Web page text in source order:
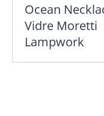
Ocean
Vidre Moretti
Lampwork